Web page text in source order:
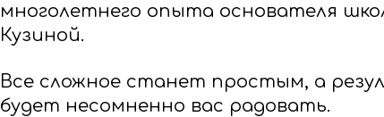
многолетнего опыта основателя
Кузиной.
Все сложное станет простым, а
будет несомненно вас радовать.